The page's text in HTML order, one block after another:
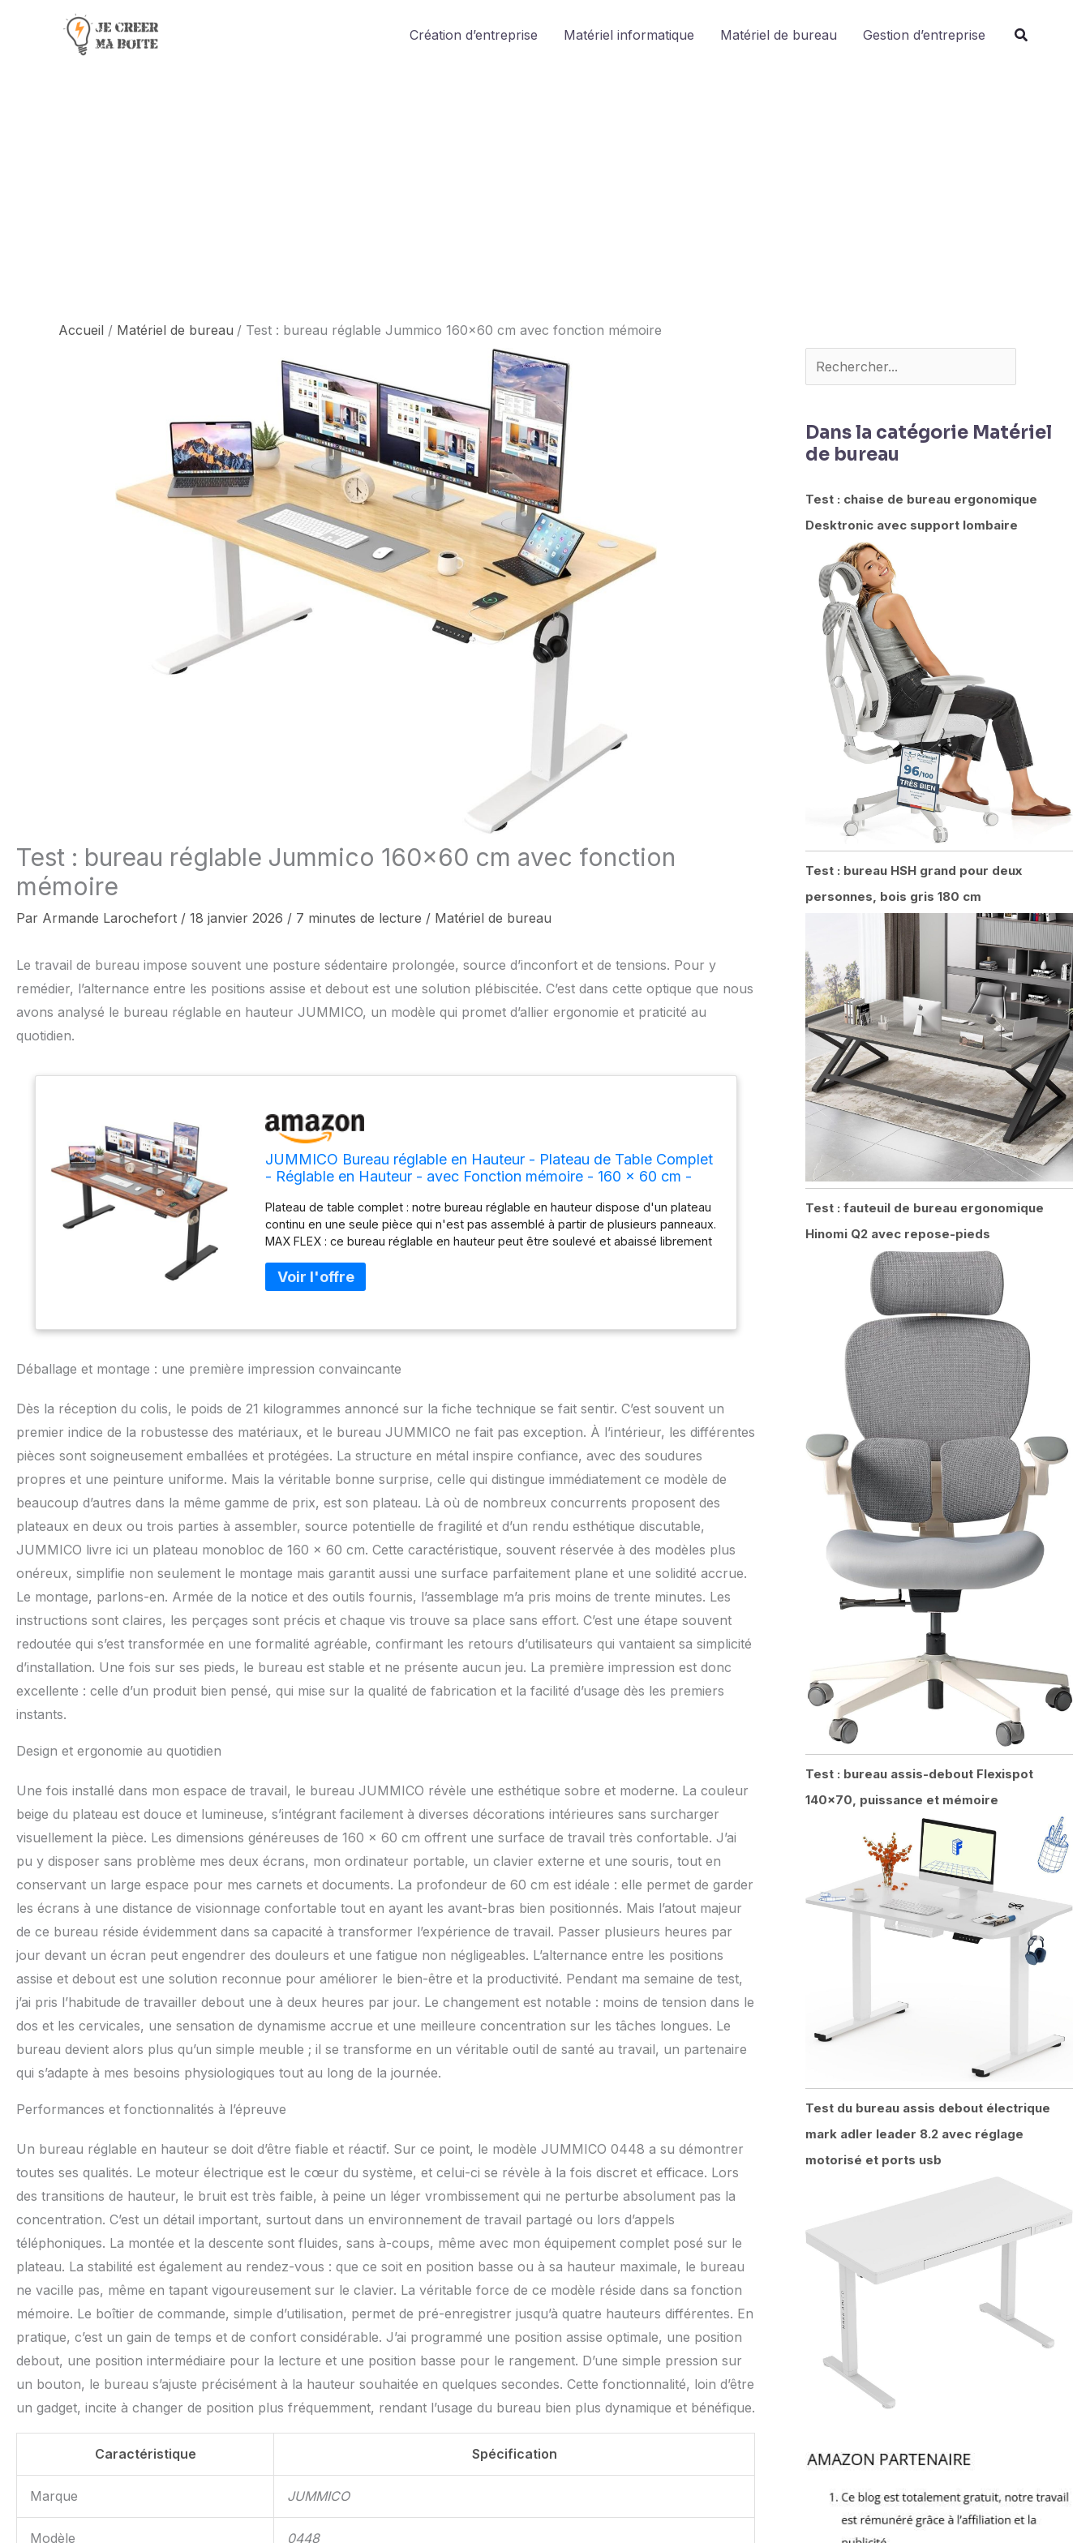
Création d’entreprise Matériel informatique Matériel de bureau Gestion d’entreprise
Accueil Matériel de bureau Test : bureau réglable Jummico 160×60 cm avec fonction mémoire
Test : bureau réglable Jummico 160×60 cm avec fonction
mémoire
Par Armande Larochefort / 18 janvier 2026 / 7 minutes de lecture / Matériel de bureau
Le travail de bureau impose souvent une posture sédentaire prolongée, source d’inconfort et de tensions. Pour y
remédier, l’alternance entre les positions assise et debout est une solution plébiscitée. C’est dans cette optique que nous
avons analysé le bureau réglable en hauteur JUMMICO, un modèle qui promet d’allier ergonomie et praticité au
quotidien.
JUMMICO Bureau réglable en Hauteur - Plateau de Table Complet
- Réglable en Hauteur - avec Fonction mémoire - 160 x 60 cm -
Plateau de table complet : notre bureau réglable en hauteur dispose d'un plateau
continu en une seule pièce qui n'est pas assemblé à partir de plusieurs panneaux.
MAX FLEX : ce bureau réglable en hauteur peut être soulevé et abaissé librement
tenir debout pendant que vous travaillez ou jouez. Bureau confortable : de nos
jours, il est devenu une tendance d'alterner régulièrement entre assis et debout
améliorent la circulation sanguine du corps et augmentent la productivité. Avec nos
douleurs et étirer votre corps en appuyant sur un bouton. Spécifications
techniques : nombre de moteurs : 1 // Vitesse de levage : 13 mm/seconde // Bruit
60 kg // Plage de hauteur réglable : 73 cm - 118 cm // Mémoire de contrôle :
variable plus jusqu'à 2 hauteurs programmables individuellement / siège -
intervalles réguliers rappel. Certification Amazon : la qualité de nos produits et
services est reconnue par Amazon. Un très bon rapport qualité/prix fait de nous un
fournisseur stable pour Amazon. La confiance dans la qualité et le service nous a
amenés à autoriser Amazon à vendre nos produits.
Déballage et montage : une première impression convaincante
Dès la réception du colis, le poids de 21 kilogrammes annoncé sur la fiche technique se fait sentir. C’est souvent un
premier indice de la robustesse des matériaux, et le bureau JUMMICO ne fait pas exception. À l’intérieur, les différentes
pièces sont soigneusement emballées et protégées. La structure en métal inspire confiance, avec des soudures
propres et une peinture uniforme. Mais la véritable bonne surprise, celle qui distingue immédiatement ce modèle de
beaucoup d’autres dans la même gamme de prix, est son plateau. Là où de nombreux concurrents proposent des
plateaux en deux ou trois parties à assembler, source potentielle de fragilité et d’un rendu esthétique discutable,
JUMMICO livre ici un plateau monobloc de 160 x 60 cm. Cette caractéristique, souvent réservée à des modèles plus
onéreux, simplifie non seulement le montage mais garantit aussi une surface parfaitement plane et une solidité accrue.
Le montage, parlons-en. Armée de la notice et des outils fournis, l’assemblage m’a pris moins de trente minutes. Les
instructions sont claires, les perçages sont précis et chaque vis trouve sa place sans effort. C’est une étape souvent
redoutée qui s’est transformée en une formalité agréable, confirmant les retours d’utilisateurs qui vantaient sa simplicité
d’installation. Une fois sur ses pieds, le bureau est stable et ne présente aucun jeu. La première impression est donc
excellente : celle d’un produit bien pensé, qui mise sur la qualité de fabrication et la facilité d’usage dès les premiers
instants.
Design et ergonomie au quotidien
Une fois installé dans mon espace de travail, le bureau JUMMICO révèle une esthétique sobre et moderne. La couleur
beige du plateau est douce et lumineuse, s’intégrant facilement à diverses décorations intérieures sans surcharger
visuellement la pièce. Les dimensions généreuses de 160 x 60 cm offrent une surface de travail très confortable. J’ai
pu y disposer sans problème mes deux écrans, mon ordinateur portable, un clavier externe et une souris, tout en
conservant un large espace pour mes carnets et documents. La profondeur de 60 cm est idéale : elle permet de garder
les écrans à une distance de visionnage confortable tout en ayant les avant-bras bien positionnés. Mais l’atout majeur
de ce bureau réside évidemment dans sa capacité à transformer l’expérience de travail. Passer plusieurs heures par
jour devant un écran peut engendrer des douleurs et une fatigue non négligeables. L’alternance entre les positions
assise et debout est une solution reconnue pour améliorer le bien-être et la productivité. Pendant ma semaine de test,
j’ai pris l’habitude de travailler debout une à deux heures par jour. Le changement est notable : moins de tension dans le
dos et les cervicales, une sensation de dynamisme accrue et une meilleure concentration sur les tâches longues. Le
bureau devient alors plus qu’un simple meuble ; il se transforme en un véritable outil de santé au travail, un partenaire
qui s’adapte à mes besoins physiologiques tout au long de la journée.
Performances et fonctionnalités à l’épreuve
Un bureau réglable en hauteur se doit d’être fiable et réactif. Sur ce point, le modèle JUMMICO 0448 a su démontrer
toutes ses qualités. Le moteur électrique est le cœur du système, et celui-ci se révèle à la fois discret et efficace. Lors
des transitions de hauteur, le bruit est très faible, à peine un léger vrombissement qui ne perturbe absolument pas la
concentration. C’est un détail important, surtout dans un environnement de travail partagé ou lors d’appels
téléphoniques. La montée et la descente sont fluides, sans à-coups, même avec mon équipement complet posé sur le
plateau. La stabilité est également au rendez-vous : que ce soit en position basse ou à sa hauteur maximale, le bureau
ne vacille pas, même en tapant vigoureusement sur le clavier. La véritable force de ce modèle réside dans sa fonction
mémoire. Le boîtier de commande, simple d’utilisation, permet de pré-enregistrer jusqu’à quatre hauteurs différentes. En
pratique, c’est un gain de temps et de confort considérable. J’ai programmé une position assise optimale, une position
debout, une position intermédiaire pour la lecture et une position basse pour le rangement. D’une simple pression sur
un bouton, le bureau s’ajuste précisément à la hauteur souhaitée en quelques secondes. Cette fonctionnalité, loin d’être
un gadget, incite à changer de position plus fréquemment, rendant l’usage du bureau bien plus dynamique et bénéfique.
Caractéristique Spécification
Marque JUMMICO
Modèle 0448
e
Dans la catégorie Matériel
de bureau
Test : chaise de bureau ergonomique
Desktronic avec support lombaire
Test : bureau HSH grand pour deux
personnes, bois gris 180 cm
Test : fauteuil de bureau ergonomique
Hinomi Q2 avec repose-pieds
Test : bureau assis-debout Flexispot
140×70, puissance et mémoire
Test du bureau assis debout électrique
mark adler leader 8.2 avec réglage
motorisé et ports usb